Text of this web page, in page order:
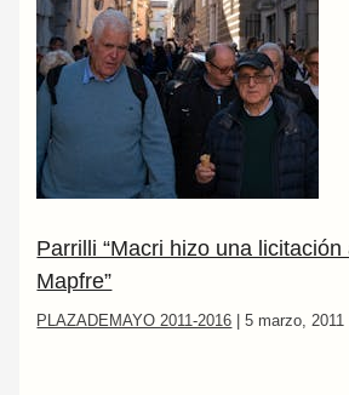
Parrilli “Macri hizo una
Mapfre”
PLAZADEMAYO 2011-2016 |5 marzo, 2011